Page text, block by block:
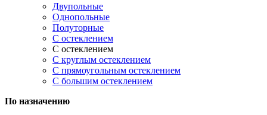
Двупольные
Однопольные
Полуторные
С остеклением
С остеклением
С круглым остеклением
С прямоугольным остеклением
С большим остеклением
По назначению